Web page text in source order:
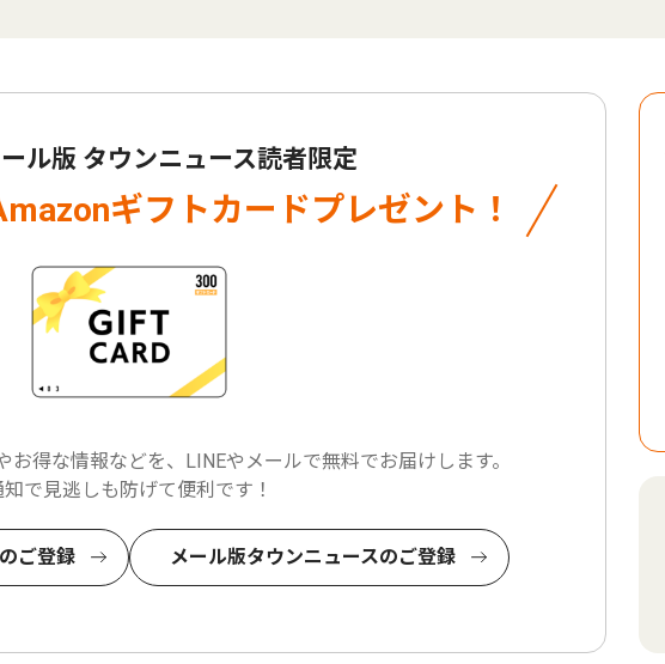
ル版 タウンニュース読者限定
ギフトカードプレゼント！
お得な情報などを、LINEやメールで無料でお届けします。
知で見逃しも防げて便利です！
ご登録 メール版タウンニュースのご登録